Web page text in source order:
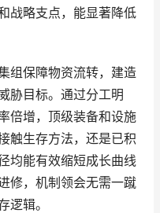
战略支点，能显著降低
组保障物资流转，建造
胁目标。通过分工明
倍增，顶级装备和设施
触生存方法，还是已积
均能有效缩短成长曲线
修，机制领会无需一蹴
逻辑。